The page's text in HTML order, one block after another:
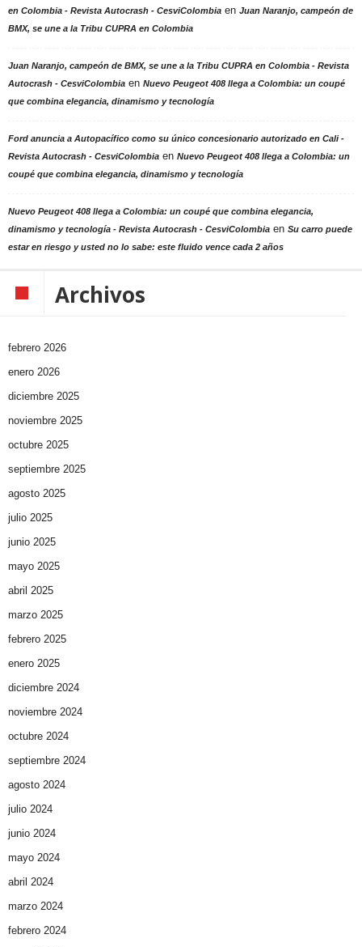
en Colombia - Revista Autocrash - CesviColombia en Juan Naranjo, campeón de
BMX, se une a la Tribu CUPRA en Colombia
Juan Naranjo, campeón de BMX, se une a la Tribu CUPRA en Colombia - Revista
Autocrash - CesviColombia en Nuevo Peugeot 408 llega a Colombia: un coupé
que combina elegancia, dinamismo y tecnología
Ford anuncia a Autopacífico como su único concesionario autorizado en Cali -
Revista Autocrash - CesviColombia en Nuevo Peugeot 408 llega a Colombia: un
coupé que combina elegancia, dinamismo y tecnología
Nuevo Peugeot 408 llega a Colombia: un coupé que combina elegancia,
dinamismo y tecnología - Revista Autocrash - CesviColombia en Su carro puede
estar en riesgo y usted no lo sabe: este fluido vence cada 2 años
Archivos
febrero 2026
enero 2026
diciembre 2025
noviembre 2025
octubre 2025
septiembre 2025
agosto 2025
julio 2025
junio 2025
mayo 2025
abril 2025
marzo 2025
febrero 2025
enero 2025
diciembre 2024
noviembre 2024
octubre 2024
septiembre 2024
agosto 2024
julio 2024
junio 2024
mayo 2024
abril 2024
marzo 2024
febrero 2024